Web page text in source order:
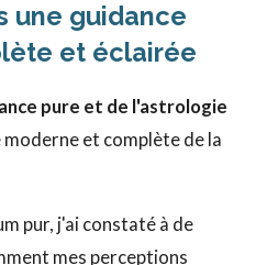
une guidance
et éclairée
pure et de l'astrologie
et complète de la
pur, j'ai constaté à de
mes perceptions